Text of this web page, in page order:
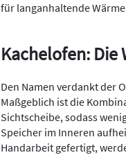
für langanhaltende
Kachelofen:
Den Namen verdankt der
Maßgeblich ist die
Sichtscheibe, sodass
Speicher im Inneren
Handarbeit gefertigt,